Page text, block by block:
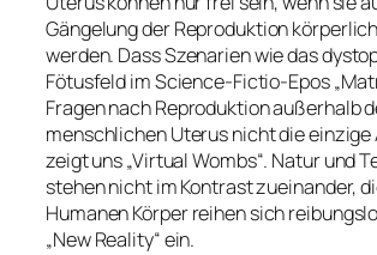
Gängelung der Reproduktion
werden. Dass Szenarien wie das
Fötusfeld im Science-Fictio-Epos
Fragen nach Reproduktion außerhalb
menschlichen Uterus nicht die
zeigt uns „Virtual Wombs“. Natur und
stehen nicht im Kontrast zueinander,
Humanen Körper reihen sich
„New Reality“ ein.